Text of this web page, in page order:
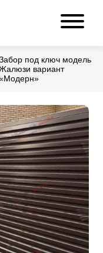
под ключ модель
вариант